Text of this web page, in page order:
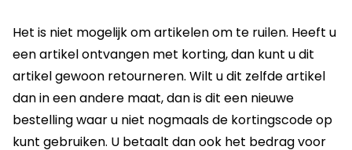
Het is niet mogelijk om artikelen om te ruilen. Heeft u
een artikel ontvangen met korting, dan kunt u dit
artikel gewoon retourneren. Wilt u dit zelfde artikel
dan in een andere maat, dan is dit een nieuwe
bestelling waar u niet nogmaals de kortingscode op
kunt gebruiken. U betaalt dan ook het bedrag voor